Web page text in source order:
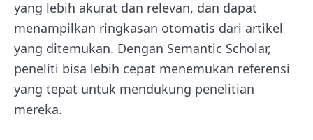
yang lebih akurat dan relevan, dan dapat
menampilkan ringkasan otomatis dari artikel
yang ditemukan. Dengan Semantic Scholar,
peneliti bisa lebih cepat menemukan referensi
yang tepat untuk mendukung penelitian
mereka.